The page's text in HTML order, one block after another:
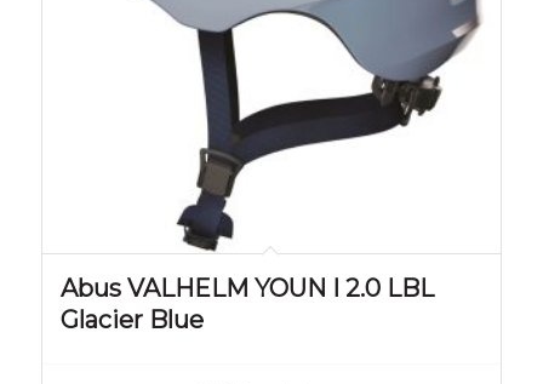
Abus VALHELM YOUN I 2.0 LBL
Glacier Blue